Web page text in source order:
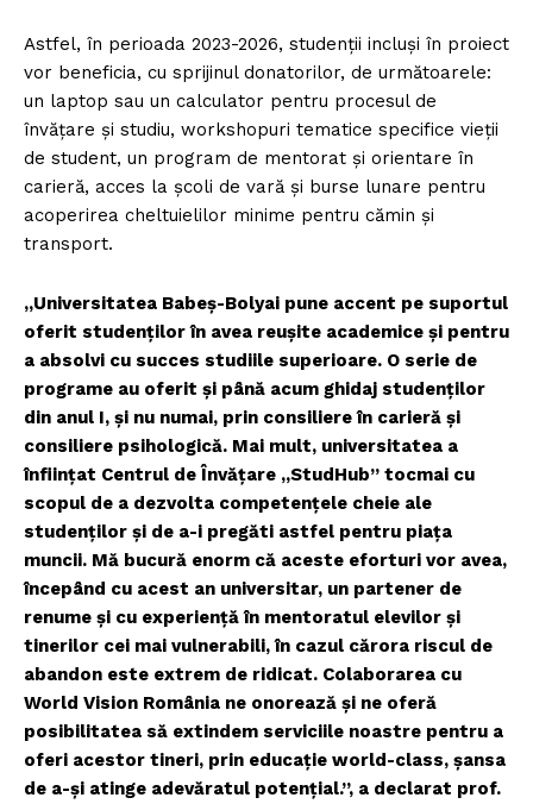
Astfel, în perioada 2023-2026, studenţii incluşi în proiect
vor beneficia, cu sprijinul donatorilor, de următoarele:
un laptop sau un calculator pentru procesul de
învăţare şi studiu, workshopuri tematice specifice vieţii
de student, un program de mentorat şi orientare în
carieră, acces la şcoli de vară şi burse lunare pentru
acoperirea cheltuielilor minime pentru cămin şi
transport.
„Universitatea Babeş-Bolyai pune accent pe suportul
oferit studenţilor în avea reuşite academice şi pentru
a absolvi cu succes studiile superioare. O serie de
programe au oferit şi până acum ghidaj studenţilor
din anul I, şi nu numai, prin consiliere în carieră şi
consiliere psihologică. Mai mult, universitatea a
înfiinţat Centrul de Învăţare „StudHub” tocmai cu
scopul de a dezvolta competenţele cheie ale
studenţilor şi de a-i pregăti astfel pentru piaţa
muncii. Mă bucură enorm că aceste eforturi vor avea,
începând cu acest an universitar, un partener de
renume şi cu experienţă în mentoratul elevilor şi
tinerilor cei mai vulnerabili, în cazul cărora riscul de
abandon este extrem de ridicat. Colaborarea cu
World Vision România ne onorează şi ne oferă
posibilitatea să extindem serviciile noastre pentru a
oferi acestor tineri, prin educaţie world-class, şansa
de a-şi atinge adevăratul potenţial.”, a declarat prof.